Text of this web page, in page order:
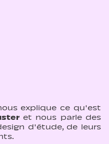
explique ce qu'est
et nous parle des
d'étude, de leurs